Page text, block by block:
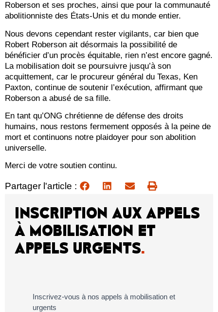
Roberson et ses proches, ainsi que pour la communauté
abolitionniste des États-Unis et du monde entier.
Nous devons cependant rester vigilants, car bien que
Robert Roberson ait désormais la possibilité de
bénéficier d’un procès équitable, rien n’est encore gagné.
La mobilisation doit se poursuivre jusqu’à son
acquittement, car le procureur général du Texas, Ken
Paxton, continue de soutenir l’exécution, affirmant que
Roberson a abusé de sa fille.
En tant qu’ONG chrétienne de défense des droits
humains, nous restons fermement opposés à la peine de
mort et continuons notre plaidoyer pour son abolition
universelle.
Merci de votre soutien continu.
Partager l'article :
INSCRIPTION AUX APPELS
À MOBILISATION ET
APPELS URGENTS.
Inscrivez-vous à nos appels à mobilisation et
urgents